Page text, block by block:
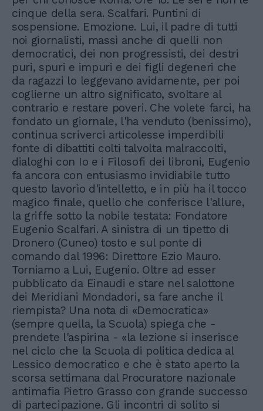
cinque della sera. Scalfari. Puntini di
sospensione. Emozione. Lui, il padre di tutti
noi giornalisti, massì anche di quelli non
democratici, dei non progressisti, dei destri
puri, spuri e impuri e dei figli degeneri che
da ragazzi lo leggevano avidamente, per poi
coglierne un altro significato, svoltare al
contrario e restare poveri. Che volete farci, ha
fondato un giornale, l'ha venduto (benissimo),
continua scriverci articolesse imperdibili
fonte di dibattiti colti talvolta malraccolti,
dialoghi con Io e i Filosofi dei libroni, Eugenio
fa ancora con entusiasmo invidiabile tutto
questo lavorìo d'intelletto, e in più ha il tocco
magico finale, quello che conferisce l'allure,
la griffe sotto la nobile testata: Fondatore
Eugenio Scalfari. A sinistra di un tipetto di
Dronero (Cuneo) tosto e sul ponte di
comando dal 1996: Direttore Ezio Mauro.
Torniamo a Lui, Eugenio. Oltre ad esser
pubblicato da Einaudi e stare nel salottone
dei Meridiani Mondadori, sa fare anche il
riempista? Una nota di «Democratica»
(sempre quella, la Scuola) spiega che -
prendete l'aspirina - «la lezione si inserisce
nel ciclo che la Scuola di politica dedica al
Lessico democratico e che è stato aperto la
scorsa settimana dal Procuratore nazionale
antimafia Pietro Grasso con grande successo
di partecipazione. Gli incontri di solito si